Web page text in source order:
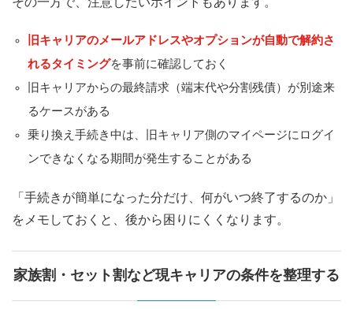
旧キャリアのメールアドレスやオプションが自動で解約さ
れるタイミングを事前に確認しておく
旧キャリアからの最終請求（端末代や分割残債）が別途来
るケースがある
乗り換え手続き中は、旧キャリア側のマイページにログイ
ンできなくなる期間が発生することがある
「手続きが簡単になった分だけ、何がいつ終了するのか」
をメモしておくと、後から困りにくくなります。
家族割・セット割など現キャリアの条件を整理する